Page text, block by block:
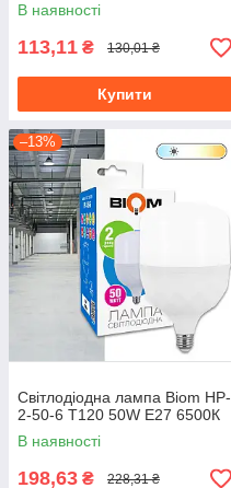
В наявності
113,11 ₴ 130,01 ₴
Купити
–13%
Світлодіодна лампа Biom HP-
2-50-6 T120 50W E27 6500К
В наявності
198,63 ₴ 228,31 ₴